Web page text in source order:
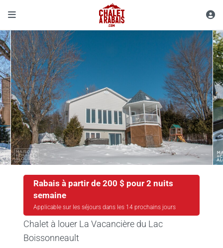
Rabais à partir de 200 $ pour 2 nuits
semaine
Applicable sur les séjours dans les 14 prochains jours
Chalet à louer La Vacancière du Lac
Boissonneault